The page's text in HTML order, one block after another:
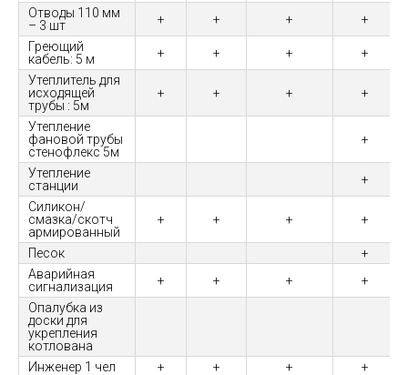
Отводы 110 мм
– 3 шт
+ + +
+
Греющий
кабель: 5 м
+ + +
+
Утеплитель для
исходящей
трубы : 5м
+ + + +
Утепление
фановой трубы
стенофлекс 5м
+
Утепление
станции
+
Силикон/
смазка/скотч
армированный
+ + + +
Песок
+
Аварийная
сигнализация
+ + +
+
Опалубка из
доски для
укрепления
котлована
Инженер 1 чел
+ + +
+